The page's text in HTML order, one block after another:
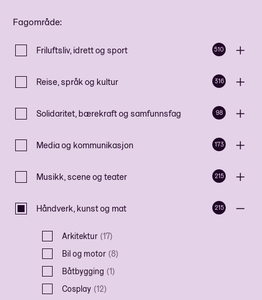
Fagområde:
Friluftsliv, idrett og sport 510
Reise, språk og kultur 316
Solidaritet, bærekraft og samfunnsfag 98
Media og kommunikasjon 173
Musikk, scene og teater 215
Håndverk, kunst og mat 215
Arkitektur (17)
Bil og motor (8)
Båtbygging (1)
Cosplay (12)